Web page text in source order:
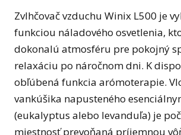
Zvlhčovač vzduchu Winix L500 je
funkciou náladového osvetlenia,
dokonalú atmosféru pre pokojný
relaxáciu po náročnom dni. K
obľúbená funkcia arómoterapie.
vankúšika napusteného
(eukalyptus alebo levanduľa) je
miestnosť prevoňaná príjemnou